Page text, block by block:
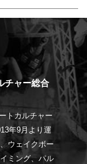
チャー総合
トカルチャー
年9月より運
ウェイクボー
ミング、パル